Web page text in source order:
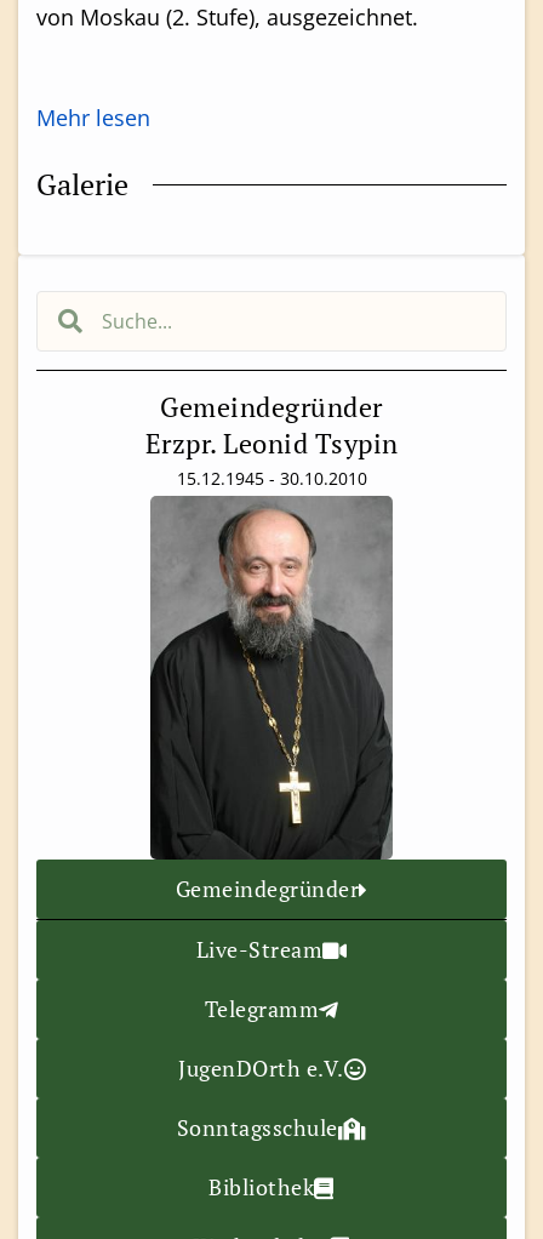
Gemeindegründer
Erzpr. Leonid Tsypin
15.12.1945 - 30.10.2010
Gemeindegründer
Live-Stream
Telegramm
JugenDOrth e.V.
Sonntagsschule
Bibliothek
von Moskau (2. Stufe), ausgezeichnet.
Mehr lesen
Galerie